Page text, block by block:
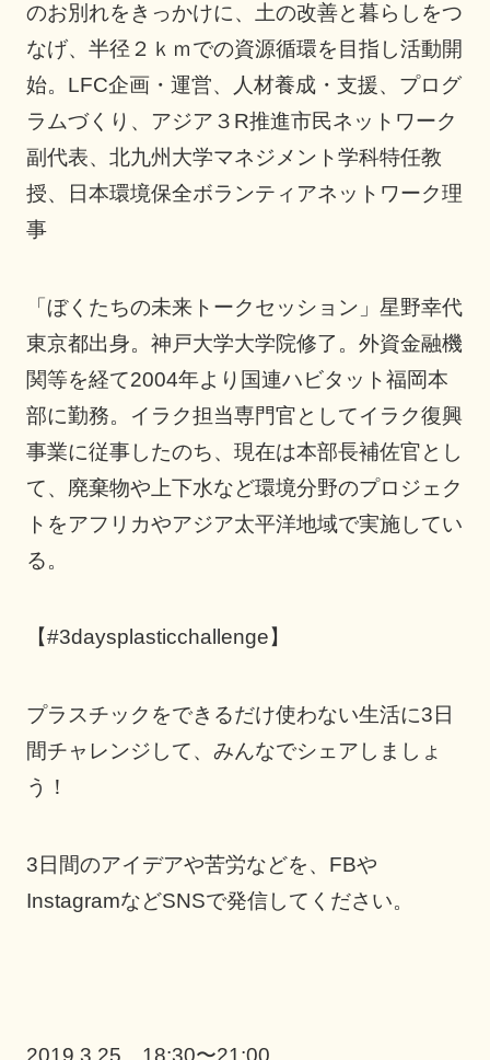
のお別れをきっかけに、土の改善と暮らしをつ
なげ、半径２ｋｍでの資源循環を目指し活動開
始。LFC企画・運営、人材養成・支援、プログ
ラムづくり、アジア３R推進市民ネットワーク
副代表、北九州大学マネジメント学科特任教
授、日本環境保全ボランティアネットワーク理
事
「ぼくたちの未来トークセッション」星野幸代
東京都出身。神戸大学大学院修了。外資金融機
関等を経て2004年より国連ハビタット福岡本
部に勤務。イラク担当専門官としてイラク復興
事業に従事したのち、現在は本部長補佐官とし
て、廃棄物や上下水など環境分野のプロジェク
トをアフリカやアジア太平洋地域で実施してい
る。
【#3daysplasticchallenge】
プラスチックをできるだけ使わない生活に3日
間チャレンジして、みんなでシェアしましょ
う！
3日間のアイデアや苦労などを、FBや
InstagramなどSNSで発信してください。
2019.3.25 18:30〜21:00